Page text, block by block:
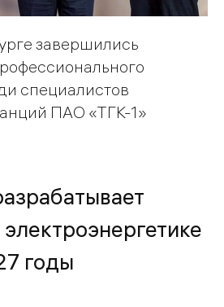
завершились
специалистов
ПАО «ТГК-1»
годы